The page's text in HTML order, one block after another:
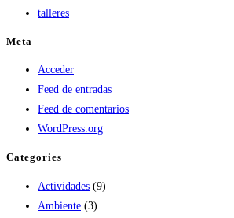
talleres
Meta
Acceder
Feed de entradas
Feed de comentarios
WordPress.org
Categories
Actividades (9)
Ambiente (3)